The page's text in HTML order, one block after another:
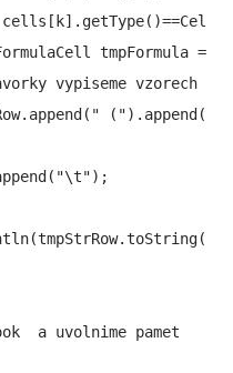
tmpFormula =
vypiseme vzorech
a uvolnime pamet